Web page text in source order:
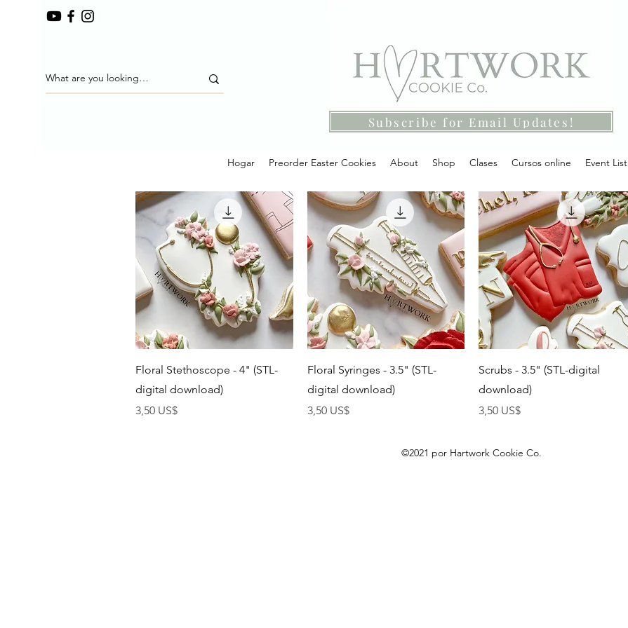
Subscribe for Email Updates!
Hogar Preorder Easter Cookies About Shop Clases Cursos online Event List
Vista rápida
Floral Stethoscope - 4" (STL-
digital download)
Precio
3,50 US$
Vista rápida
Floral Syringes - 3.5" (STL-
digital download)
Precio
3,50 US$
Vista rápida
Scrubs - 3.5" (STL-digital
download)
Precio
3,50 US$
©2021 por Hartwork Cookie Co.